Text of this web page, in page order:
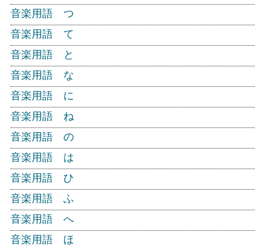
音楽用語 つ
音楽用語 て
音楽用語 と
音楽用語 な
音楽用語 に
音楽用語 ね
音楽用語 の
音楽用語 は
音楽用語 ひ
音楽用語 ふ
音楽用語 へ
音楽用語 ほ